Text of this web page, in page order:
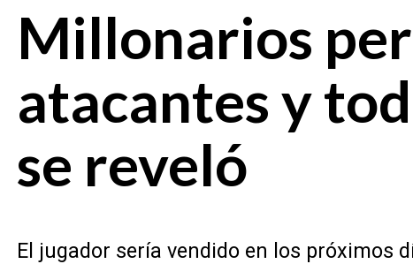
Millonarios
atacantes y
se reveló
El jugador sería vendido en los próximos